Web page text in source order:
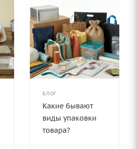
БЛОГ
Какие бывают
виды упаковки
товара?